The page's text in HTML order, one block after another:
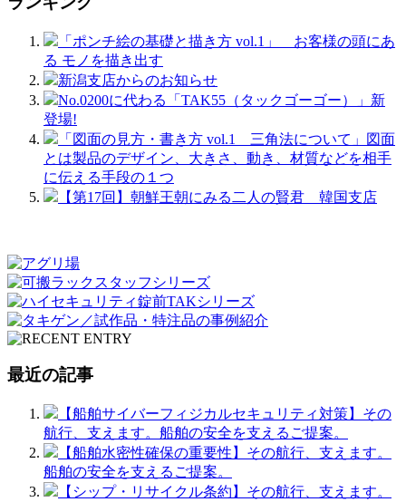
「ポンチ絵の基礎と描き方 vol.1」 お客様の頭にあ
る モノを描き出す
新潟支店からのお知らせ
No.0200に代わる「TAK55（タックゴーゴー）」新
登場!
「図面の見方・書き方 vol.1 三角法について」図面
とは製品のデザイン、大きさ、動き、材質などを相手
に伝える手段の１つ
【第17回】朝鮮王朝にみる二人の賢君 韓国支店
最近の記事
【船舶サイバーフィジカルセキュリティ対策】その
航行、支えます。船舶の安全を支えるご提案。
【船舶水密性確保の重要性】その航行、支えます。
船舶の安全を支えるご提案。
【シップ・リサイクル条約】その航行、支えます。